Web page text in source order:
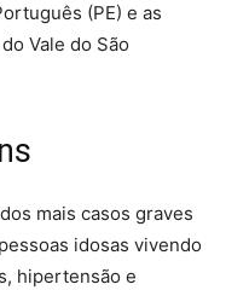
(PE) e as
Vale do São
mais casos graves
idosas vivendo
hipertensão e